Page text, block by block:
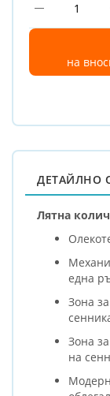
на
ДЕТАЙЛНО
Лятна
една
Зона
Зона
на